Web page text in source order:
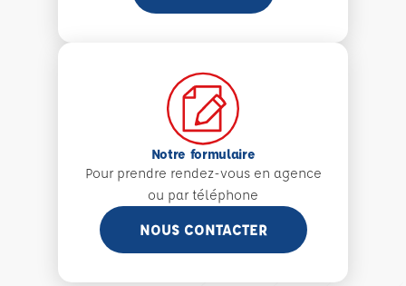
Notre formulaire
Pour prendre rendez-vous en agence
ou par téléphone
NOUS CONTACTER